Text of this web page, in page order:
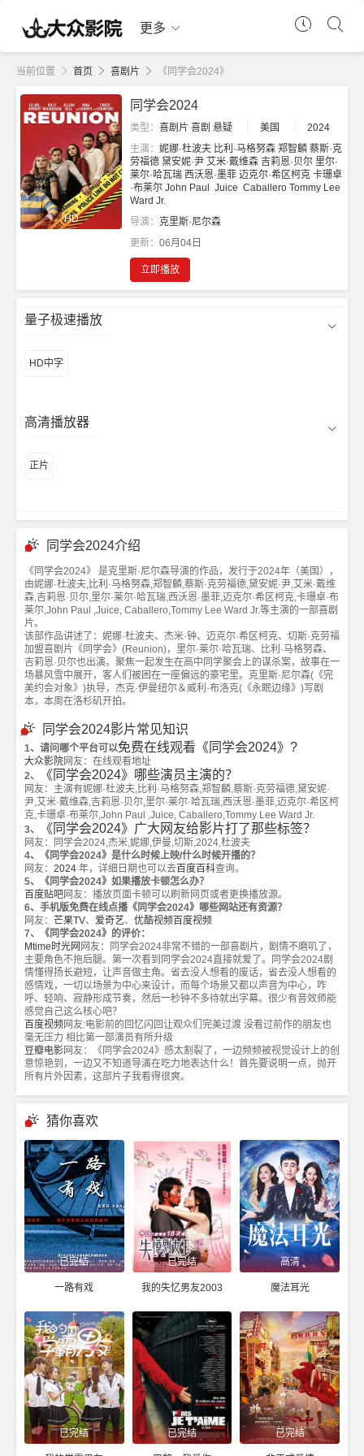
更多
当前位置 首页 喜剧片 《同学会2024》
HD
同学会2024
类型： 喜剧片 喜剧 悬疑 美国
2024
主演： 妮娜·杜波夫 比利·马格努森 郑智麟 蔡斯·克
劳福德 黛安妮·尹 艾米·戴维森 吉莉恩·贝尔 里尔·
莱尔·哈瓦瑞 西沃恩·墨菲 迈克尔·希区柯克 卡珊卓
·布莱尔 John Paul Juice Caballero Tommy Lee
Ward Jr.
导演： 克里斯·尼尔森
更新： 06月04日
立即播放
量子极速播放
HD中字
高清播放器
正片
同学会2024介绍
《同学会2024》 是克里斯·尼尔森导演的作品，发行于2024年（美国），
由妮娜·杜波夫,比利·马格努森,郑智麟,蔡斯·克劳福德,黛安妮·尹,艾米·戴维
森,吉莉恩·贝尔,里尔·莱尔·哈瓦瑞,西沃恩·墨菲,迈克尔·希区柯克,卡珊卓·布
莱尔,John Paul ,Juice, Caballero,Tommy Lee Ward Jr.等主演的一部喜剧
片。
该部作品讲述了：妮娜·杜波夫、杰米·钟、迈克尔·希区柯克、切斯·克劳福
加盟喜剧片《同学会》(Reunion)，里尔·莱尔·哈瓦瑞、比利·马格努森、
吉莉恩·贝尔也出演。聚焦一起发生在高中同学聚会上的谋杀案，故事在一
场暴风雪中展开，客人们被困在一座偏远的豪宅里。克里斯·尼尔森(《完
美约会对象》)执导，杰克·伊曼纽尔＆威利·布洛克(《永眠边缘》)写剧
本，本周在洛杉矶开拍。
同学会2024影片常见知识
1、请问哪个平台可以免费在线观看《同学会2024》?
大众影院网友：在线观看地址
2、
《同学会2024》哪些演员主演的？
网友：主演有妮娜·杜波夫,比利·马格努森,郑智麟,蔡斯·克劳福德,黛安妮·
尹,艾米·戴维森,吉莉恩·贝尔,里尔·莱尔·哈瓦瑞,西沃恩·墨菲,迈克尔·希区柯
克,卡珊卓·布莱尔,John Paul ,Juice, Caballero,Tommy Lee Ward Jr.
3、
《同学会2024》广大网友给影片打了那些标签？
网友：同学会2024,杰米,妮娜,伊曼,切斯,2024,杜波夫
4、《同学会2024》是什么时候上映/什么时候开播的？
网友： 2024 年，详细日期也可以去百度百科查询。
5、《同学会2024》如果播放卡顿怎么办？
百度贴吧网友：播放页面卡顿可以刷新网页或者更换播放源。
6、手机版免费在线点播《同学会2024》哪些网站还有资源？
网友： 芒果TV、 爱奇艺、 优酷视频 百度视频
7、《同学会2024》的评价：
Mtime时光网 网友：同学会2024非常不错的一部喜剧片，剧情不磨叽了，
主要角色不拖后腿。第一次看到同学会2024直接就爱了。同学会2024剧
情懂得扬长避短，让声音做主角。省去没人想看的废话，省去没人想看的
感情戏，一切以场景为中心来设计，而每个场景又都以声音为中心，咋
呼、轻响、寂静形成节奏，然后一秒钟不多待就出字幕。很少有音效师能
感觉自己这么核心吧？
百度视频 网友:电影前的回忆闪回让观众们完美过渡 没看过前作的朋友也
毫无压力 相比第一部演员有所升级
豆瓣电影网友：《同学会2024》感太割裂了，一边频频被视觉设计上的创
意惊艳到，一边又不知道导演在吃力地表达什么！首先要说明一点，抛开
所有片外因素，这部片子我看得很爽。
猜你喜欢
已完结
一路有戏
已完结
我的失忆男友2003
高清
魔法耳光
已完结 已完结 已完结